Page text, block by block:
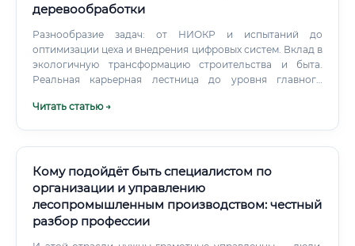
деревообработки
Разнообразие задач: от НИОКР и испытаний до
оптимизации цеха и внедрения цифровых систем. Вклад в
экологичную трансформацию строительства и быта.
Реальная карьерная лестница до уровня главного
Читать статью →
Кому подойдёт быть специалистом по
организации и управлению
лесопромышленным производством: честный
разбор профессии